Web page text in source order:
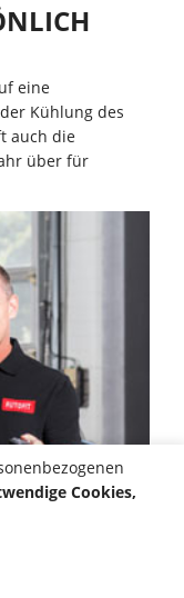
eine
Kühlung des
auch die
über für
Cookies,